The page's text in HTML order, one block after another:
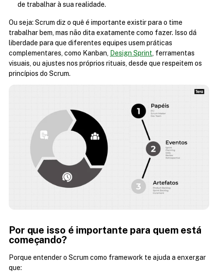
de trabalhar à sua realidade.
Ou seja: Scrum diz o quê é importante existir para o time
trabalhar bem, mas não dita exatamente como fazer. Isso dá
liberdade para que diferentes equipes usem práticas
complementares, como Kanban, Design Sprint, ferramentas
visuais, ou ajustes nos próprios rituais, desde que respeitem os
princípios do Scrum.
Por que isso é importante para quem está
começando?
Porque entender o Scrum como framework te ajuda a enxergar
que: